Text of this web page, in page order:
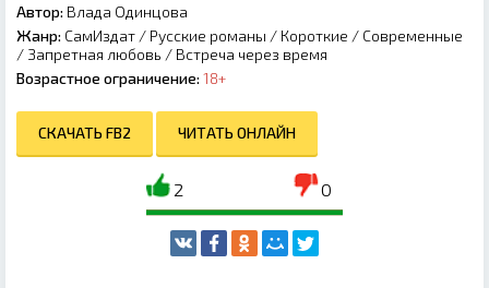
Автор: Влада Одинцова
Жанр: СамИздат / Русские романы / Короткие / Современные
/ Запретная любовь / Встреча через время
Возрастное ограничение: 18+
СКАЧАТЬ FB2 ЧИТАТЬ ОНЛАЙН
2 0